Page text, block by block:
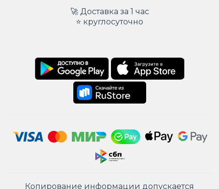
🚀 Доставка за 1 час
⭐ круглосуточно
Копирование информации допускается